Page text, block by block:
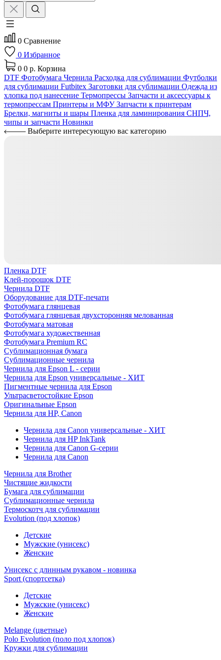
0 Сравнение
0 Избранное
0 0 р. Корзина
DTF Фотобумага Чернила Расходка для сублимации Футболки
для сублимации Futbitex Заготовки для сублимации Одежда из
хлопка под нанесение Термопрессы Запчасти и аксессуары к
термопрессам Принтеры и МФУЗапчасти к принтерам
Брелки, магниты и шары Пленка для ламинирования СНПЧ,
чипы и запчасти Новинки
Выберите интересующую вас категорию
Пленка DTF
Клей-порошок DTF
Чернила DTF
Оборудование для DTF-печати
Фотобумага глянцевая
Фотобумага глянцевая двухсторонняя мелованная
Фотобумага матовая
Фотобумага художественная
Фотобумага Premium RC
Сублимационная бумага
Сублимационные чернила
Чернила для Epson L - серии
Чернила для Epson универсальные - ХИТ
Пигментные чернила для Epson
Ультрасветостойкие Epson
Оригинальные Epson
Чернила для HP, Canon
Чернила для Canon универсальные - ХИТ
Чернила для HP InkTank
Чернила для Canon G-серии
Чернила для Canon
Чернила для Brother
Чистящие жидкости
Бумага для сублимации
Сублимационные чернила
Термоскотч для сублимации
Evolution (под хлопок)
Детские
Мужские (унисекс)
Женские
Унисекс с длинным рукавом - новинка
Sport (спортсетка)
Детские
Мужские (унисекс)
Женские
Melange (цветные)
Polo Evolution (поло под хлопок)
Кружки для сублимации